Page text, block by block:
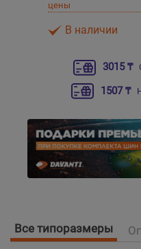
цены
В наличии
3015 ₸
1507 ₸
Все типоразмеры
Экибастуз